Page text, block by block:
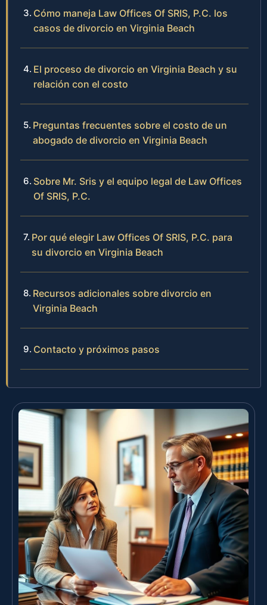
Cómo maneja Law Offices Of SRIS, P.C. los
casos de divorcio en Virginia Beach
El proceso de divorcio en Virginia Beach y su
relación con el costo
Preguntas frecuentes sobre el costo de un
abogado de divorcio en Virginia Beach
Sobre Mr. Sris y el equipo legal de Law Offices
Of SRIS, P.C.
Por qué elegir Law Offices Of SRIS, P.C. para
su divorcio en Virginia Beach
Recursos adicionales sobre divorcio en
Virginia Beach
Contacto y próximos pasos